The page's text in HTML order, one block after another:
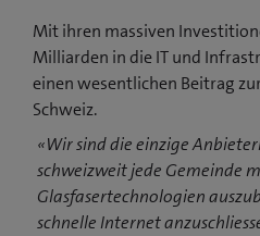
Mit ihren massiven
Milliarden in die IT und
einen wesentlichen Beitrag
Schweiz.
«Wir sind die einzige
schweizweit jede Gemeinde
Glasfasertechnologien
schnelle Internet